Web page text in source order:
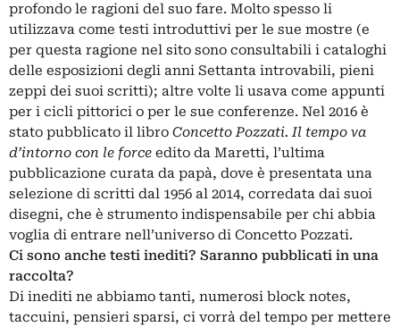
profondo le ragioni del suo fare. Molto spesso li
utilizzava come testi introduttivi per le sue mostre (e
per questa ragione nel sito sono consultabili i cataloghi
delle esposizioni degli anni Settanta introvabili, pieni
zeppi dei suoi scritti); altre volte li usava come appunti
per i cicli pittorici o per le sue conferenze. Nel 2016 è
stato pubblicato il libro Concetto Pozzati. Il tempo va
d’intorno con le force edito da Maretti, l’ultima
pubblicazione curata da papà, dove è presentata una
selezione di scritti dal 1956 al 2014, corredata dai suoi
disegni, che è strumento indispensabile per chi abbia
voglia di entrare nell’universo di Concetto Pozzati.
Ci sono anche testi inediti? Saranno pubblicati in una
raccolta?
Di inediti ne abbiamo tanti, numerosi block notes,
taccuini, pensieri sparsi, ci vorrà del tempo per mettere